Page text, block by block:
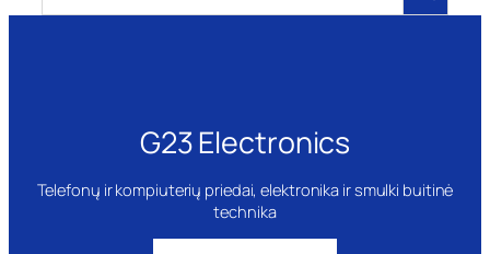
G23 Electronics
Telefonų ir kompiuterių priedai, elektronika ir smulki buitinė
technika